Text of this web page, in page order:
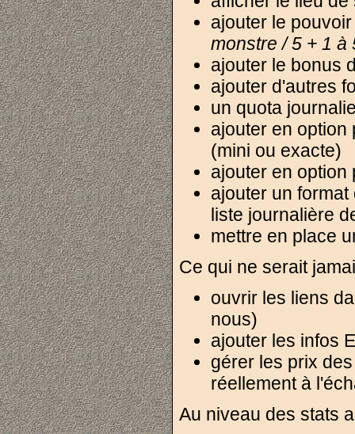
ajouter le
monstre / 5 + 1 à
ajouter le bonus
ajouter d'autres
un quota
ajouter en option
(mini ou exacte)
ajouter en option
ajouter un
liste journalière
mettre en place
Ce qui ne serait
ouvrir les liens
nous)
ajouter les infos
gérer les prix
réellement à
Au niveau des stats